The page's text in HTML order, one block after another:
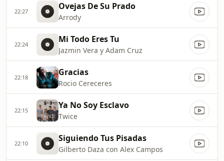
22:27 Ovejas De Su Prado
Arrody
22:24 Mi Todo Eres Tu
Jazmin Vera y Adam Cruz
22:18 Gracias
Rocio Cereceres
22:15 Ya No Soy Esclavo
Twice
22:10 Siguiendo Tus Pisadas
Gilberto Daza con Alex Campos